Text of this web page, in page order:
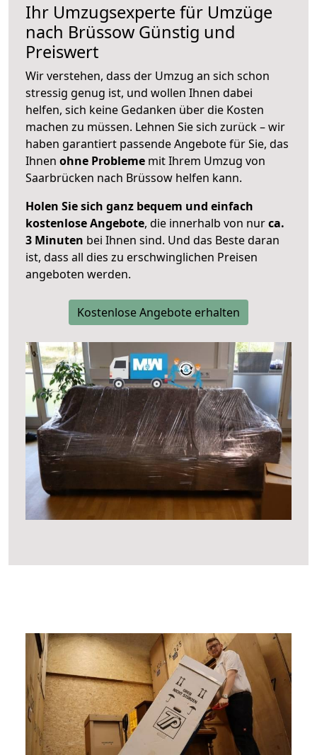
Ihr Umzugsexperte für Umzüge
nach Brüssow Günstig und
Preiswert
Wir verstehen, dass der Umzug an sich schon
stressig genug ist, und wollen Ihnen dabei
helfen, sich keine Gedanken über die Kosten
machen zu müssen. Lehnen Sie sich zurück – wir
haben garantiert passende Angebote für Sie, das
Ihnen ohne Probleme mit Ihrem Umzug von
Saarbrücken nach Brüssow helfen kann.
Holen Sie sich ganz bequem und einfach
kostenlose Angebote, die innerhalb von nurca.
3 Minuten bei Ihnen sind. Und das Beste daran
ist, dass all dies zu erschwinglichen Preisen
angeboten werden.
Kostenlose Angebote erhalten